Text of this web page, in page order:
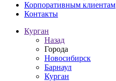
Корпоративным клиентам
Контакты
Курган
Назад
Города
Новосибирск
Барнаул
Курган